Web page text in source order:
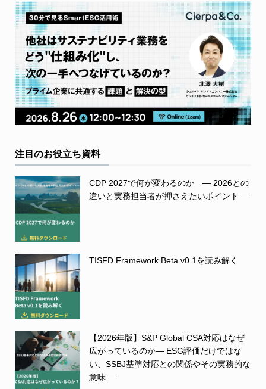
注目のお役立ち資料
CDP 2027で何が変わるのか ― 2026との
違いと実務担当者が押さえたいポイント ―
TISFD Framework Beta v0.1を読み解く
【2026年版】S&P Global CSA対応はなぜ
広がっているのか― ESG評価だけではな
い、SSBJ基準対応との関係やその実務的な
意味 ―